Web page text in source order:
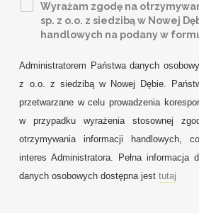
Wyrażam zgodę na
sp. z o.o. z siedzibą w Nowej
handlowych na podany w
Administratorem Państwa danych
z o.o. z siedzibą w Nowej Dębie.
przetwarzane w celu prowadzenia
w przypadku wyrażenia stosownej
otrzymywania informacji handlowych,
interes Administratora. Pełna informacja
danych osobowych dostępna jesttutaj